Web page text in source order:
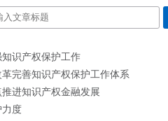
识产权保护工作
完善知识产权保护工作体系
进知识产权金融发展
力度